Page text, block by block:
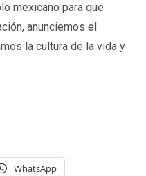
mexicano para que
anunciemos el
la cultura de la vida y
WhatsApp